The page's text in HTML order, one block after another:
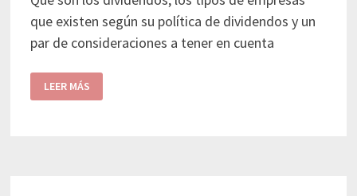
que existen según su política de dividendos y un
par de consideraciones a tener en cuenta
LEER MÁS